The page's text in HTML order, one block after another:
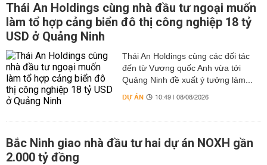
Thái An Holdings cùng nhà đầu tư ngoại muốn
làm tổ hợp cảng biển đô thị công nghiệp 18 tỷ
USD ở Quảng Ninh
Thái An Holdings cùng các đối tác
đến từ Vương quốc Anh vừa tới
Quảng Ninh đề xuất ý tưởng làm...
DỰ ÁN 10:49 | 08/08/2026
Bắc Ninh giao nhà đầu tư hai dự án NOXH gần
2.000 tỷ đồng